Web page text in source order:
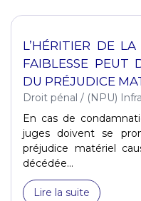
L’HÉRITIER DE
FAIBLESSE PEUT
DU PRÉJUDICE
Droit pénal / (NPU)
En cas de
juges doivent se
préjudice matériel
décédée...
Lire la suite